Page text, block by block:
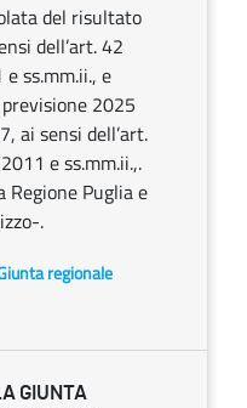
del risultato
dell’art. 42
ss.mm.ii., e
2025
ai sensi dell’art.
e ss.mm.ii.,.
Regione Puglia e
.
regionale
GIUNTA